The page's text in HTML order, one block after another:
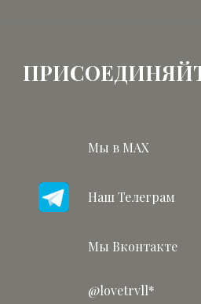
Мы в MAX
Наш Телеграм
Мы Вконтакте
@lovetrvll*